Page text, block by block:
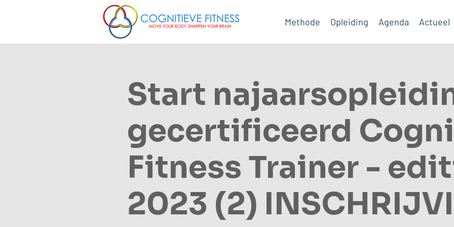
Methode Opleiding Agenda Actueel
Start
gecertificeerd
Fitness Trainer -
2023 (2)